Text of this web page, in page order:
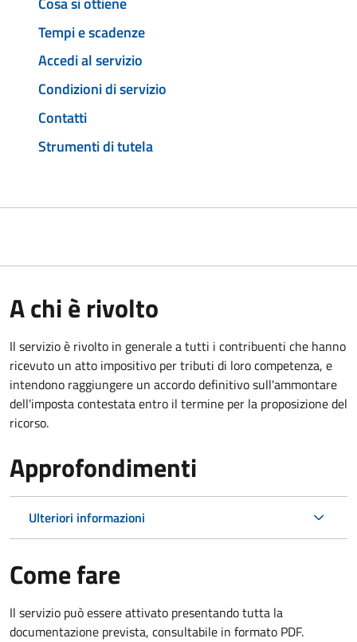
Tempi e scadenze
Accedi al servizio
Condizioni di servizio
Contatti
Strumenti di tutela
A chi è rivolto
Il servizioè rivolto in generale a tutti i contribuenti che hanno
ricevuto un atto impositivo per tributi di loro competenza, e
intendono raggiungere un accordo definitivo sull'ammontare
dell'imposta contestata entro il termine per la proposizione del
ricorso.
Approfondimenti
Ulteriori informazioni
Come fare
Il servizio può essere attivato presentando tutta la
documentazione prevista, consultabile in formato PDF.